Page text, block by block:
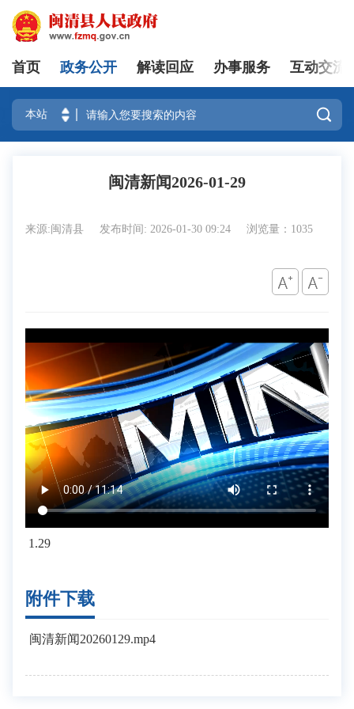
登录
首页 政务公开 解读回应 办事服务 互动交流

闽清新闻2026-01-29
来源:闽清县 发布时间: 2026-01-30 09:24 浏览量：1035
1.29
附件下载
闽清新闻20260129.mp4